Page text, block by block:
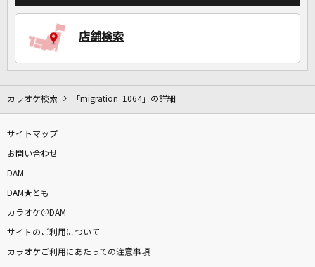
店舗検索
カラオケ検索 「migration 1064」の詳細
サイトマップ
お問い合わせ
DAM
DAM★とも
カラオケ＠DAM
サイトのご利用について
カラオケご利用にあたっての注意事項